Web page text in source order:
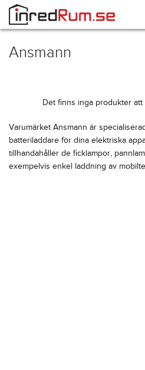
Ansmann
Det finns inga produkter
Varumärket Ansmann är
batteriladdare för dina elektriska
tillhandahåller de ficklampor,
exempelvis enkel laddning av